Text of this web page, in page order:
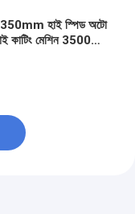
হাই স্পিড অটো
কাটিং মেশিন 3500